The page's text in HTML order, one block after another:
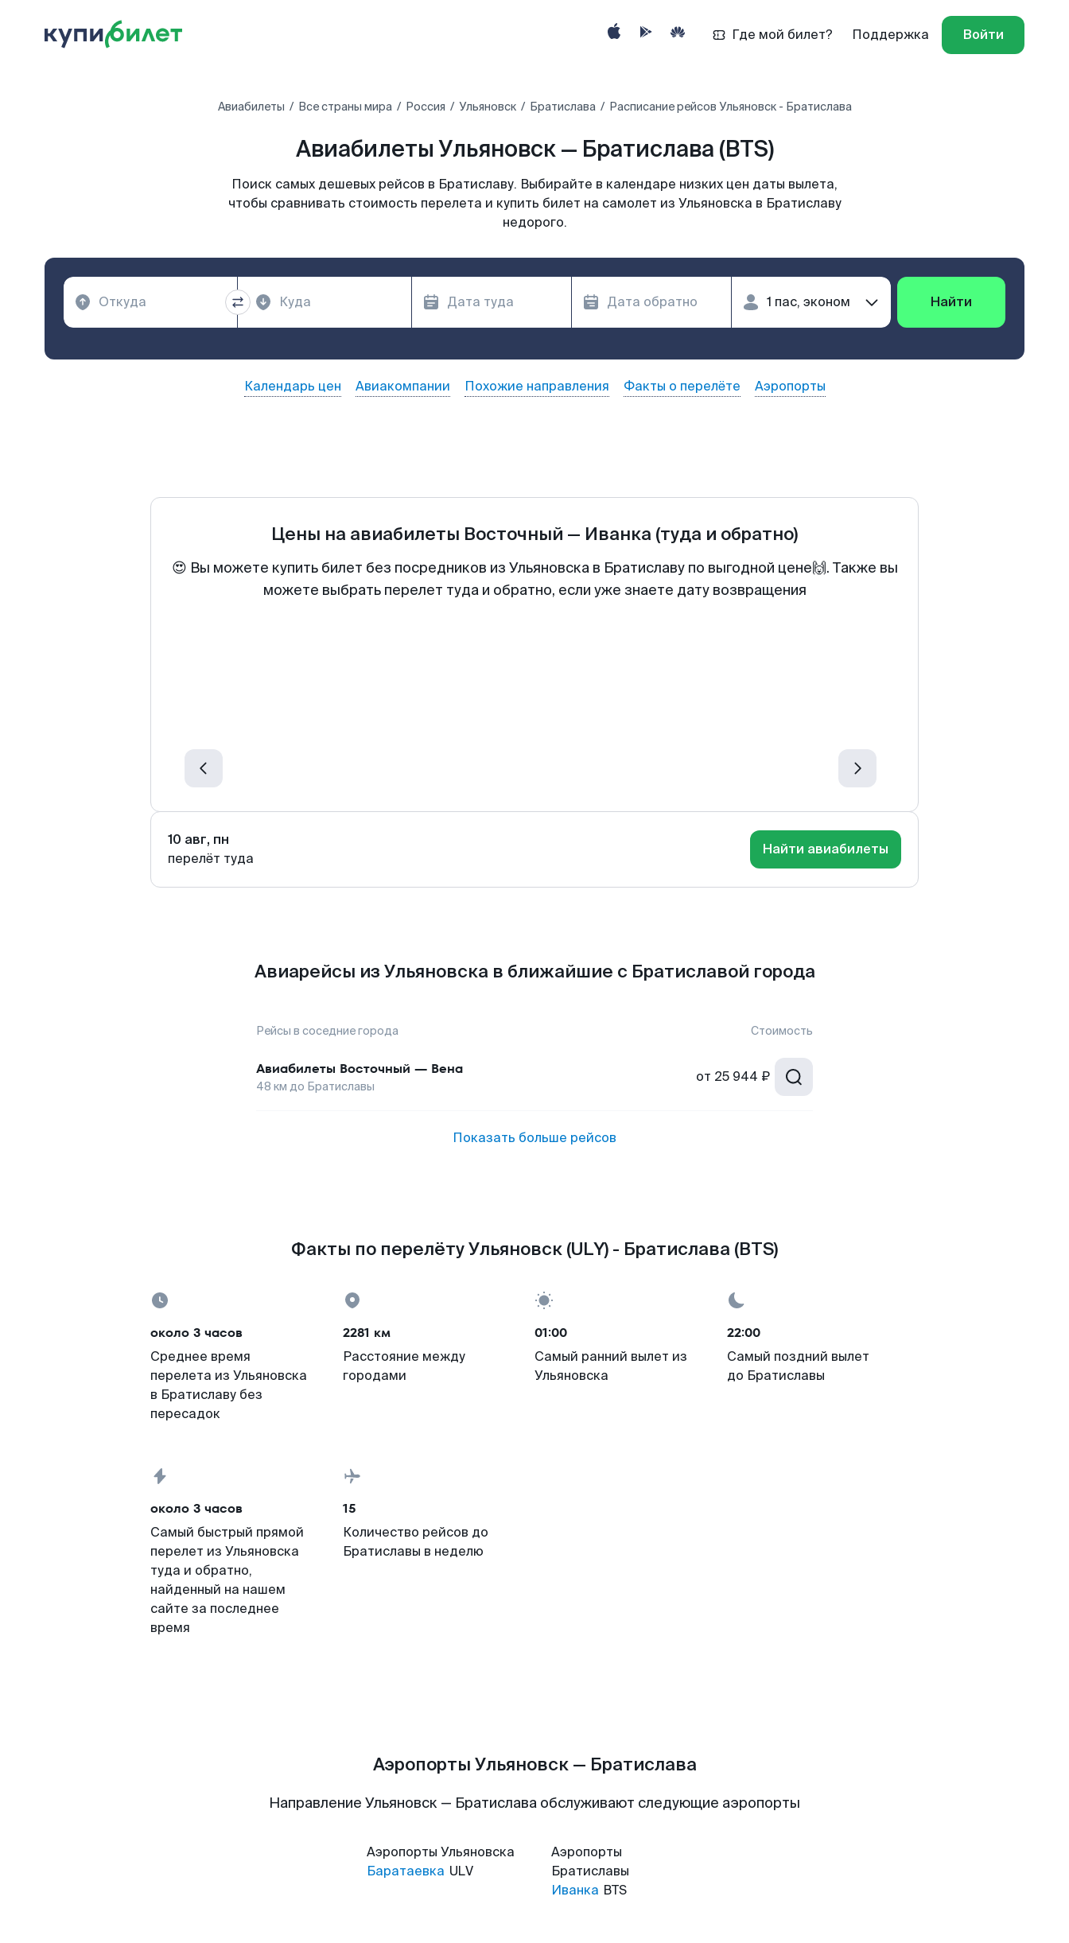
Где мой билет? Поддержка Войти
Авиабилеты Все страны мира Россия Ульяновск Братислава Расписание рейсов Ульяновск - Братислава
Авиабилеты Ульяновск — Братислава (BTS)
Поиск самых дешевых рейсов в Братиславу. Выбирайте в календаре низких цен даты вылета,
чтобы сравнивать стоимость перелета и купить билет на самолет из Ульяновска в Братиславу
недорого.
Найти
Календарь цен Авиакомпании Похожие направления Факты о перелёте Аэропорты
Цены на авиабилеты Восточный — Иванка (туда и обратно)
😍 Вы можете купить билет без посредников из Ульяновска в Братиславу по выгодной цене🙌. Также вы
можете выбрать перелет туда и обратно, если уже знаете дату возвращения
10 авг, пн
перелёт туда
Найти авиабилеты
Авиарейсы из Ульяновска в ближайшие с Братиславой города
Рейсы в соседние города Стоимость
Авиабилеты Восточный — Вена
48 км до Братиславы
от 25 944 ₽
Показать больше рейсов
Факты по перелёту Ульяновск (ULY) - Братислава (BTS)
около 3 часов
Среднее время
перелета из Ульяновска
в Братиславу без
пересадок
2281 км
Расстояние между
городами
01:00
Самый ранний вылет из
Ульяновска
22:00
Самый поздний вылет
до Братиславы
около 3 часов
Самый быстрый прямой
перелет из Ульяновска
туда и обратно,
найденный на нашем
сайте за последнее
время
15
Количество рейсов до
Братиславы в неделю
Аэропорты Ульяновск — Братислава
Направление Ульяновск — Братислава обслуживают следующие аэропорты
Аэропорты Ульяновска
Баратаевка ULV
Аэропорты
Братиславы
Иванка BTS